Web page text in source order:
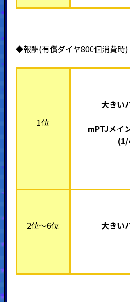
◆報酬(有償ダイヤ800個消費時)
1位
大きい
mPTJメイ
2位～6位 大きい